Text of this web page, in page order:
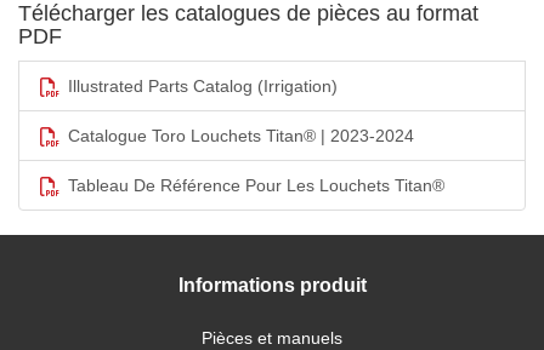
Télécharger les catalogues de pièces au format
PDF
Illustrated Parts Catalog (Irrigation)
Catalogue Toro Louchets Titan® | 2023-2024
Tableau De Référence Pour Les Louchets Titan®
Informations produit
Pièces et manuels